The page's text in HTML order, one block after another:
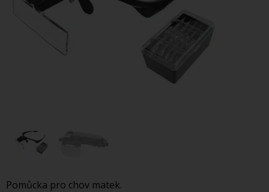
Pomůcka pro chov matek.